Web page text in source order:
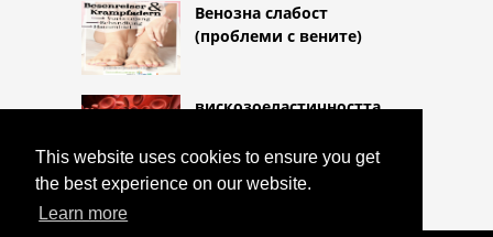
This website uses cookies to ensure you get
the best experience on our website.
Learn more
Венозна слабост
(проблеми с вените)
вискозоеластичността